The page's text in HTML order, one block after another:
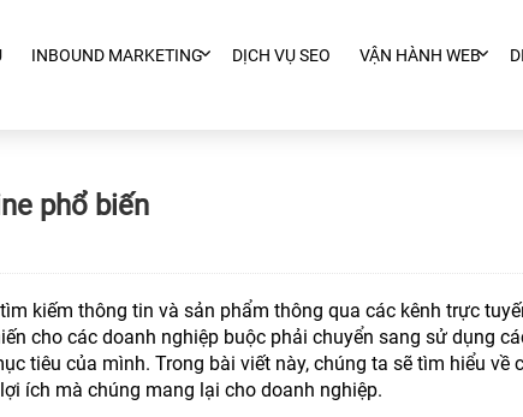
INBOUND MARKETING DỊCH VỤ SEO VẬN HÀNH WEB
phổ biến
kiếm thông tin và sản phẩm thông qua các kênh trực
cho các doanh nghiệp buộc phải chuyển sang sử dụng
tiêu của mình. Trong bài viết này, chúng ta sẽ tìm hiểu về
ích mà chúng mang lại cho doanh nghiệp.